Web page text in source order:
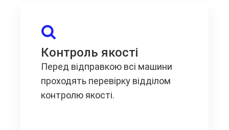
Контроль якості
Перед відправкою всі машини
проходять перевірку відділом
контролю якості.